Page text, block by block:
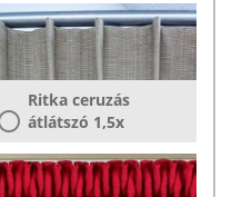
Ritka ceruzás
átlátszó 1,5x